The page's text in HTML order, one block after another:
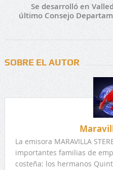
Se desarrolló en
último Consejo
SOBRE EL AUTOR
La emisora MARAVILLA
importantes familias de
costeña: los hermanos